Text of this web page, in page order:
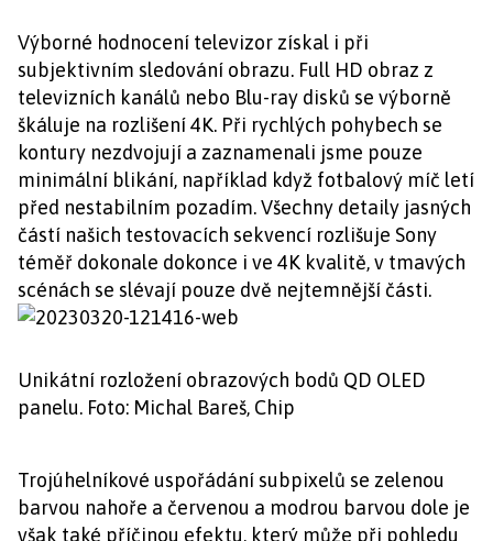
Výborné hodnocení televizor získal i při
subjektivním sledování obrazu. Full HD obraz z
televizních kanálů nebo Blu-ray disků se výborně
škáluje na rozlišení 4K. Při rychlých pohybech se
kontury nezdvojují a zaznamenali jsme pouze
minimální blikání, například když fotbalový míč letí
před nestabilním pozadím. Všechny detaily jasných
částí našich testovacích sekvencí rozlišuje Sony
téměř dokonale dokonce i ve 4K kvalitě, v tmavých
scénách se slévají pouze dvě nejtemnější části.
Unikátní rozložení obrazových bodů QD OLED
panelu. Foto: Michal Bareš, Chip
Trojúhelníkové uspořádání subpixelů se zelenou
barvou nahoře a červenou a modrou barvou dole je
však také příčinou efektu, který může při pohledu